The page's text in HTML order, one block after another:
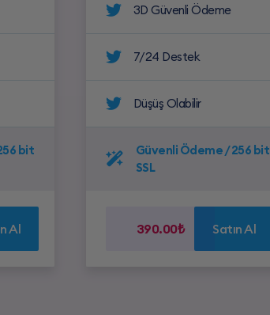
bit
Al
3D Güvenli Ödeme
7/24 Destek
Düşüş Olabilir
Güvenli Ödeme / 256 bit
SSL
390.00₺ Satın Al